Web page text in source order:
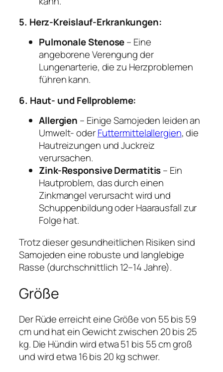
5. Herz-Kreislauf-Erkrankungen:
Pulmonale Stenose– Eine
angeborene Verengung der
Lungenarterie, die zu Herzproblemen
führen kann.
6. Haut- und Fellprobleme:
Allergien – Einige Samojeden leiden an
Umwelt- oderFuttermittelallergien, die
Hautreizungen und Juckreiz
verursachen.
Zink-Responsive Dermatitis– Ein
Hautproblem, das durch einen
Zinkmangel verursacht wird und
Schuppenbildung oder Haarausfall zur
Folge hat.
Trotz dieser gesundheitlichen Risiken sind
Samojeden eine robuste und langlebige
Rasse (durchschnittlich 12–14 Jahre).
Größe
Der Rüde erreicht eine Größe von 55 bis 59
cm und hat ein Gewicht zwischen 20 bis 25
kg. Die Hündin wird etwa 51 bis 55 cm groß
und wird etwa 16 bis 20 kg schwer.